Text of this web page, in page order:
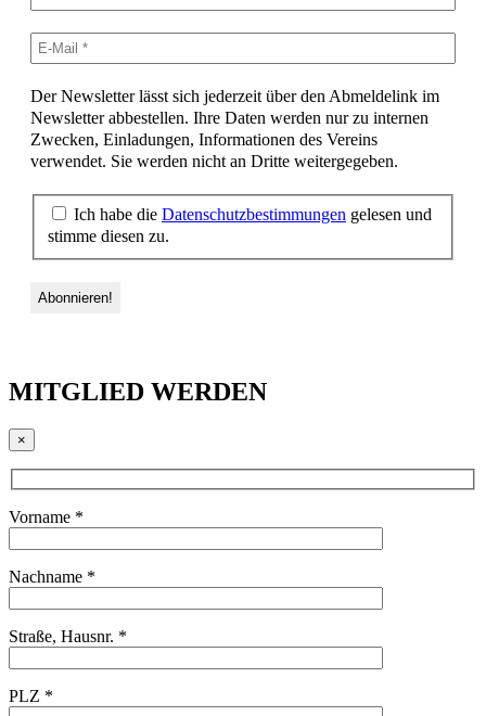
Der Newsletter lässt sich jederzeit über den Abmeldelink im
Newsletter abbestellen. Ihre Daten werden nur zu internen
Zwecken, Einladungen, Informationen des Vereins
verwendet. Sie werden nicht an Dritte weitergegeben.
Ich habe die Datenschutzbestimmungen gelesen und
stimme diesen zu.
MITGLIED WERDEN
×
Vorname *
Nachname *
Straße, Hausnr. *
PLZ *